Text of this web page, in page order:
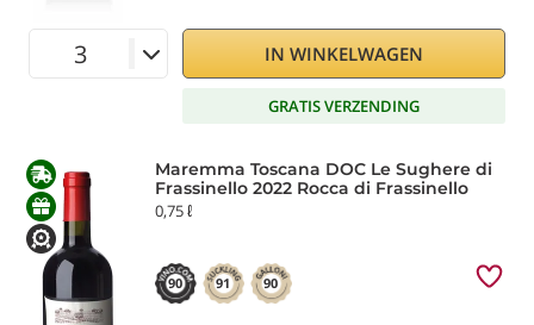
IN WINKELWAGEN
GRATIS VERZENDING
Maremma Toscana DOC Le Sughere di
Frassinello 2022 Rocca di Frassinello
0,75 ℓ
90 91 90